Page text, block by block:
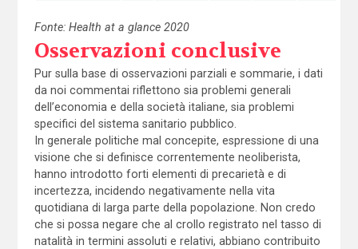
Fonte: Health at a glance 2020
Osservazioni conclusive
Pur sulla base di osservazioni parziali e sommarie, i dati
da noi commentai riflettono sia problemi generali
dell’economia e della società italiane, sia problemi
specifici del sistema sanitario pubblico.
In generale politiche mal concepite, espressione di una
visione che si definisce correntemente neoliberista,
hanno introdotto forti elementi di precarietà e di
incertezza, incidendo negativamente nella vita
quotidiana di larga parte della popolazione. Non credo
che si possa negare che al crollo registrato nel tasso di
natalità in termini assoluti e relativi, abbiano contribuito